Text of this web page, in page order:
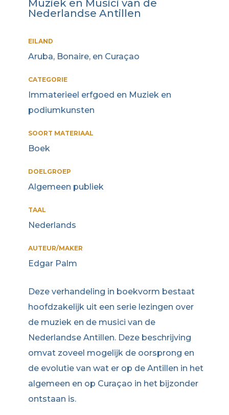
Muziek en Musici van de
Nederlandse Antillen
EILAND
Aruba, Bonaire, en Curaçao
CATEGORIE
Immaterieel erfgoed en Muziek en
podiumkunsten
SOORT MATERIAAL
Boek
DOELGROEP
Algemeen publiek
TAAL
Nederlands
AUTEUR/MAKER
Edgar Palm
Deze verhandeling in boekvorm bestaat
hoofdzakelijk uit een serie lezingen over
de muziek en de musici van de
Nederlandse Antillen. Deze beschrijving
omvat zoveel mogelijk de oorsprong en
de evolutie van wat er op de Antillen in het
algemeen en op Curaçao in het bijzonder
ontstaan is.